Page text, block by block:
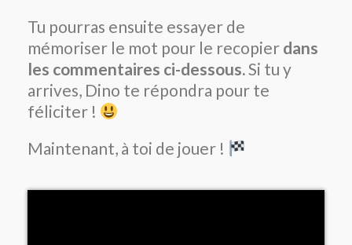
Tu pourras ensuite essayer de
mémoriser le mot pour le recopier dans
les commentaires ci-dessous.Si tu y
arrives, Dino te répondra pour te
féliciter !
Maintenant, à toi de jouer !